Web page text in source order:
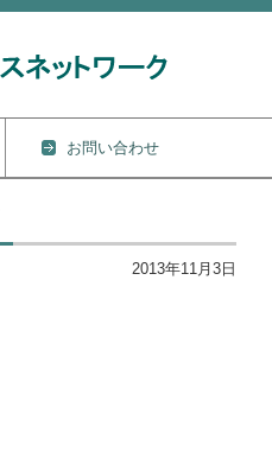
お問い合わせ
2013年11月3日